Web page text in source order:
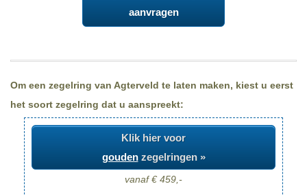
aanvragen
Om een zegelring van Agterveld te laten maken, kiest u eerst
het soort zegelring dat u aanspreekt:
Klik hier voor
goudenzegelringen »
vanaf € 459,-